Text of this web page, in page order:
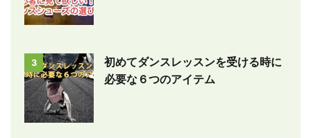
3
初めてダンスレッスンを受ける時に
必要な６つのアイテム